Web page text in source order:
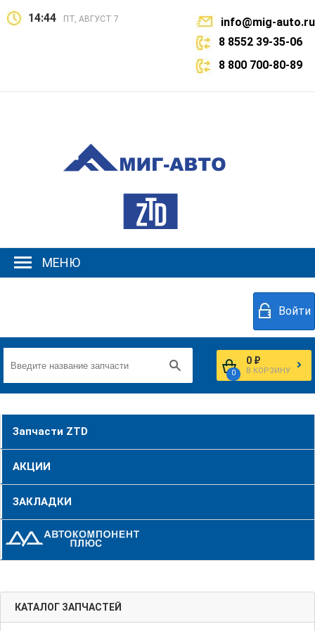
14:44 ПТ, АВГУСТ 7
info@mig-auto.ru
8 8552 39-35-06
8 800 700-80-89
МЕНЮ
Войти
0
0 ₽
В КОРЗИНУ
Запчасти ZTD
АКЦИИ
ЗАКЛАДКИ
КАТАЛОГ ЗАПЧАСТЕЙ